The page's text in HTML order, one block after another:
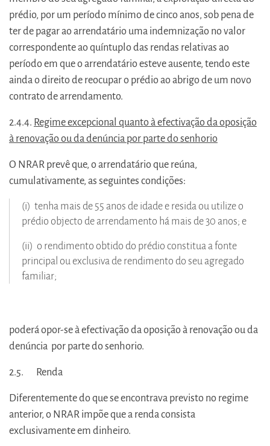
prédio, por um período mínimo de cinco anos, sob pena de
ter de pagar ao arrendatário uma indemnização no valor
correspondente ao quíntuplo das rendas relativas ao
período em que o arrendatário esteve ausente, tendo este
ainda o direito de reocupar o prédio ao abrigo de um novo
contrato de arrendamento.
2.4.4. Regime excepcional quanto à efectivação da oposição
à renovação ou da denúncia por parte do senhorio
O NRAR prevê que, o arrendatário que reúna,
cumulativamente, as seguintes condições:
(i) tenha mais de 55 anos de idade e resida ou utilize o
prédio objecto de arrendamento há mais de 30 anos; e
(ii) o rendimento obtido do prédio constitua a fonte
principal ou exclusiva de rendimento do seu agregado
familiar;
poderá opor-se à efectivação da oposição à renovação ou da
denúncia por parte do senhorio.
2.5. Renda
Diferentemente do que se encontrava previsto no regime
anterior, o NRAR impõe que a renda consista
exclusivamente em dinheiro.